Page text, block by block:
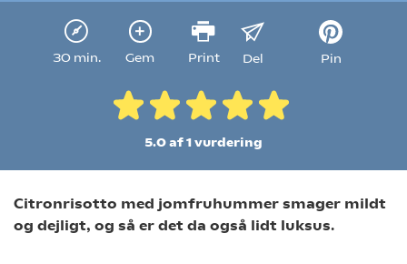
30 min. Gem Print Del Pin
5.0 af 1vurdering
Citronrisotto med jomfruhummer smager mildt
og dejligt, og så er det da også lidt luksus.